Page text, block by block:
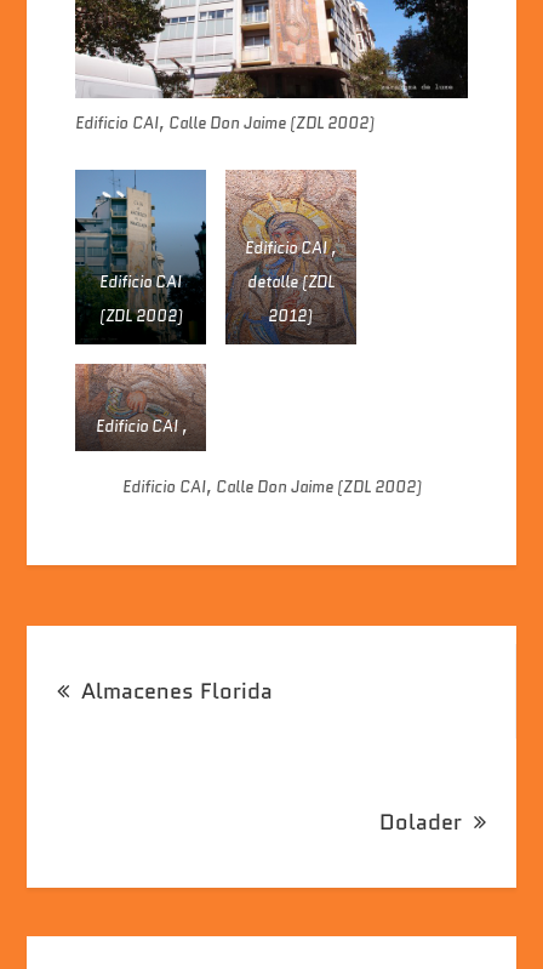
Edificio CAI, Calle Don Jaime (ZDL 2002)
Edificio CAI
(ZDL 2002)
Edificio CAI ,
detalle (ZDL
2012)
Edificio CAI ,
2012)
Edificio CAI, Calle Don Jaime (ZDL 2002)
Almacenes Florida
Dolader